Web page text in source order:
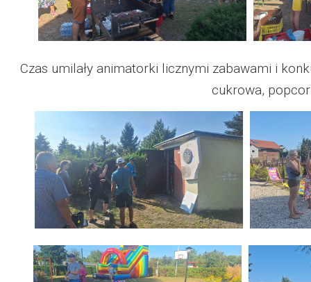
Czas umilały animatorki licznymi zabawami i
cukrowa,